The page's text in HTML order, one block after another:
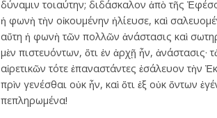
δύναμιν τοιαύτην; διδάσκαλον ἀπὸ τῆς
ἡ φωνὴ τὴν οἰκουμένην ἡλίευσε, καὶ
αὕτη ἡ φωνὴ τῶν πολλῶν ἀνάστασις καὶ
μὲν πιστευόντων, ὅτι ἐν ἀρχῇ ἦν,
αἱρετικῶν τότε ἐπαναστάντες ἐσάλευον τὴν
πρὶν γενέσθαι οὐκ ἦν, καὶ ὅτι ἐξ οὐκ ὄντων
πεπληρωμένα!